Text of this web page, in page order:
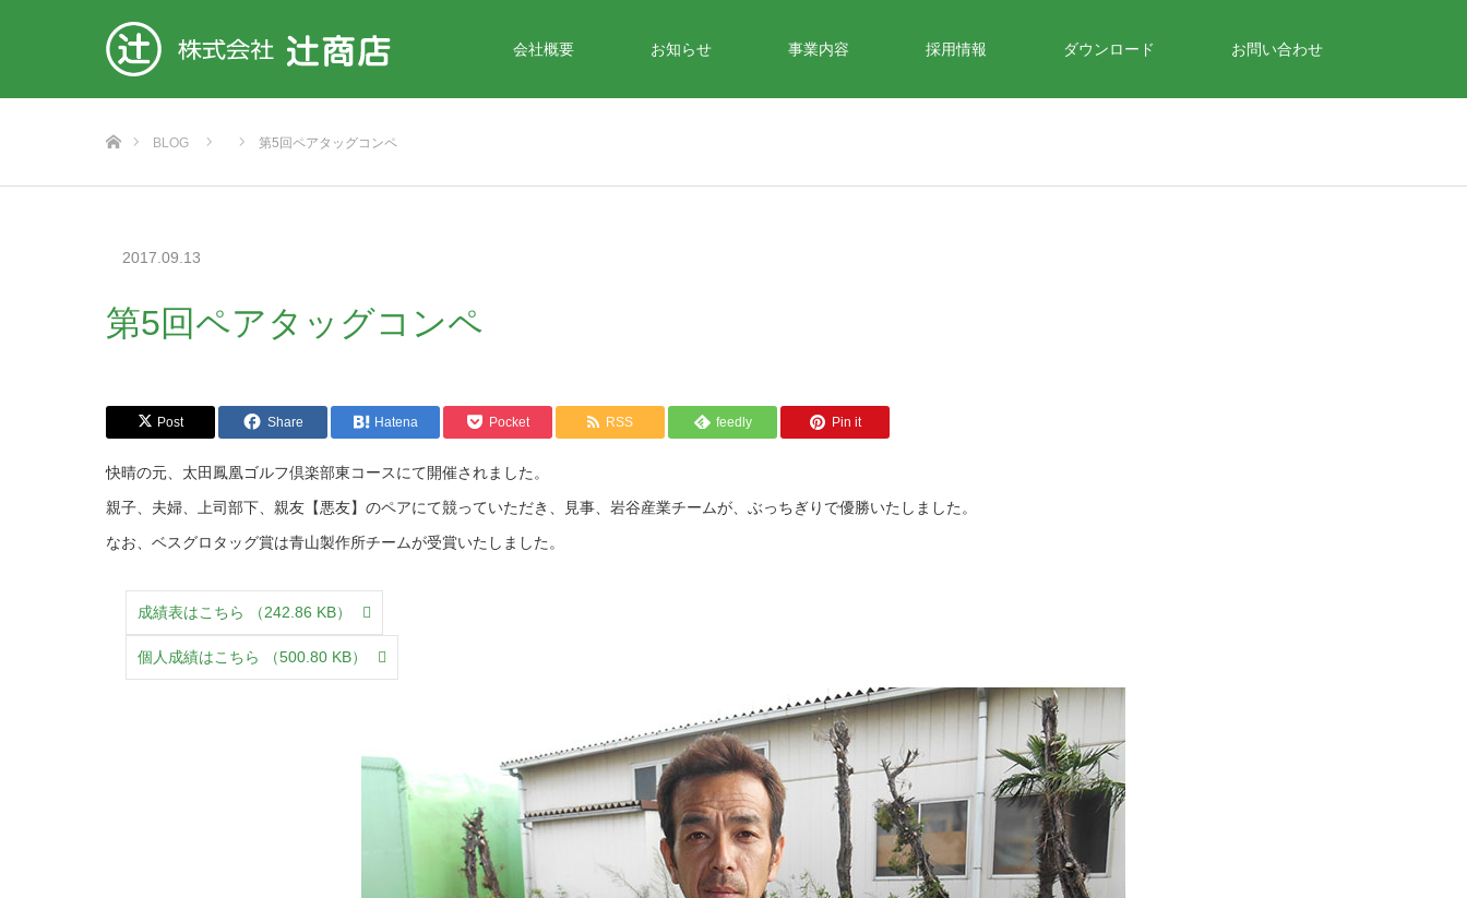
会社概要 お知らせ 事業内容 採用情報 ダウンロード お問い合わせ
BLOG 第5回ペアタッグコンペ
2017.09.13
第5回ペアタッグコンペ
Post Share Hatena Pocket RSS feedly Pin it
快晴の元、太田鳳凰ゴルフ倶楽部東コースにて開催されました。
親子、夫婦、上司部下、親友【悪友】のペアにて競っていただき、見事、岩谷産業チームが、ぶっちぎりで優勝いたしました。
なお、ベスグロタッグ賞は青山製作所チームが受賞いたしました。
成績表はこちら （242.86 KB）
個人成績はこちら （500.80 KB）